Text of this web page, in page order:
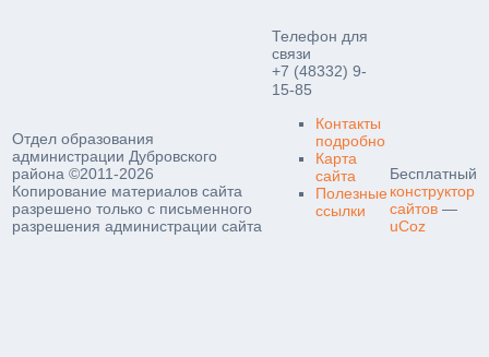
Отдел образования
администрации Дубровского
района ©2011-2026
Копирование материалов сайта
разрешено только с письменного
разрешения администрации сайта
Телефон для
связи
+7 (48332) 9-
15-85
Контакты
подробно
Карта
сайта
Полезные
ссылки
Бесплатный
конструктор
сайтов —
uCoz